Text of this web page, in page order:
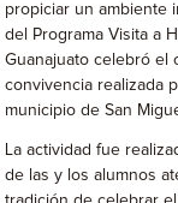
propiciar un ambiente
del Programa Visita a
Guanajuato celebró el
convivencia realizada
municipio de San
La actividad fue
de las y los alumnos